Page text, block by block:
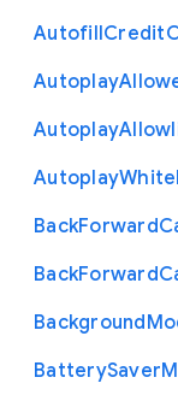
AutofillCredit
Autoplay
Autoplay
Autoplay
BackForward
BackForward
Background
BatterySaver